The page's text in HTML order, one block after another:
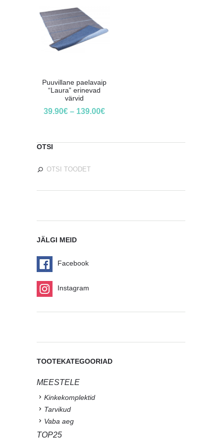
Puuvillane paelavaip
“Laura” erinevad
värvid
39.90€ – 139.00€
OTSI
JÄLGI MEID
Facebook
Instagram
TOOTEKATEGOORIAD
MEESTELE
Kinkekomplektid
Tarvikud
Vaba aeg
TOP25